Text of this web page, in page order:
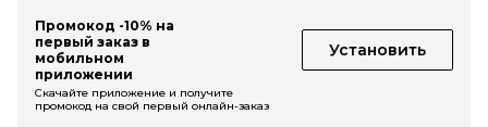
Промокод -10% на
первый заказ в
мобильном
приложении
Установить
Скачайте приложение и получите
промокод на свой первый онлайн-заказ